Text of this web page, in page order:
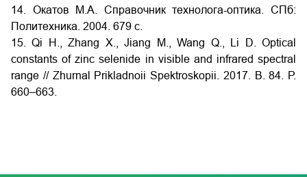
14. Окатов М.А. Справочник технолога-оптика. СПб:
Политехника. 2004. 679 с.
15. Qi H., Zhang X., Jiang M., Wang Q., Li D. Optical
constants of zinc selenide in visible and infrared spectral
range // Zhurnal Prikladnoii Spektroskopii. 2017. В. 84. Р.
660–663.